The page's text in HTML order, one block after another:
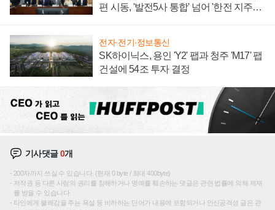
편 시동, '발전5사 통합' 넘어 '한전 지주사'
전자·전기·정보통신
SK하이닉스, 용인 'Y2' 팹과 청주 'M17' 팹
건설에 54조 투자 결정
기사댓글0개
200자까지 쓰실 수 있습니다. (현재 0 byte / 최대 400byte)
저작권 등 다른 사람의 권리를 침해하거나 명예를 훼손하는 댓글은 관련 법률에 의해 제재
를 받을 수 있습니다.
타인에게 불쾌감을 주는 욕설 등 비하하는 단어가 내용에 포함되거나 인신공격성 글은 관